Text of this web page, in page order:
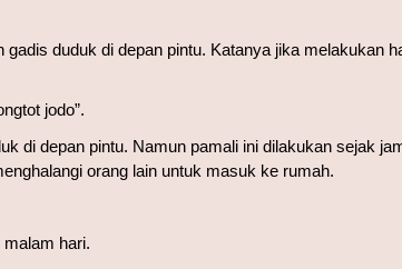
duduk di depan pintu. Katanya jika melakukan
jodo”.
di depan pintu. Namun pamali ini dilakukan sejak
orang lain untuk masuk ke rumah.
hari.